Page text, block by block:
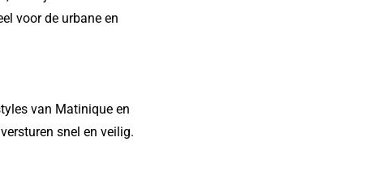
voor de urbane en
van Matinique en
snel en veilig.